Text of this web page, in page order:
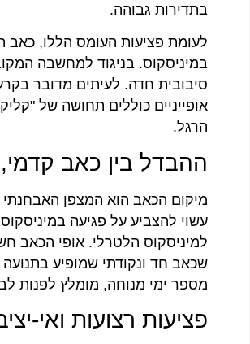
בתדירות גבוהה.
לעומת פציעות העומס הללו, כאב
במיניסקוס. בניגוד למחשבה
סיבובית חדה. לעיתים מדובר
אופייניים כוללים תחושה של
הרגל.
ההבדל בין כאב קדמי,
מיקום הכאב הוא המצפן האבחנתי
למיניסקוס הלטרלי. אופי הכאב
שכאב חד ונקודתי שמופיע
מספר ימי מנוחה, מומלץ לפנות
פציעות רצועות ואי-